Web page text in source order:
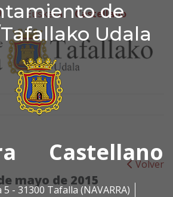
de
Udala
Castellano
- 31300 Tafalla (NAVARRA)
de
youtube
Euskera Castellano
Volver
mayo de 2015